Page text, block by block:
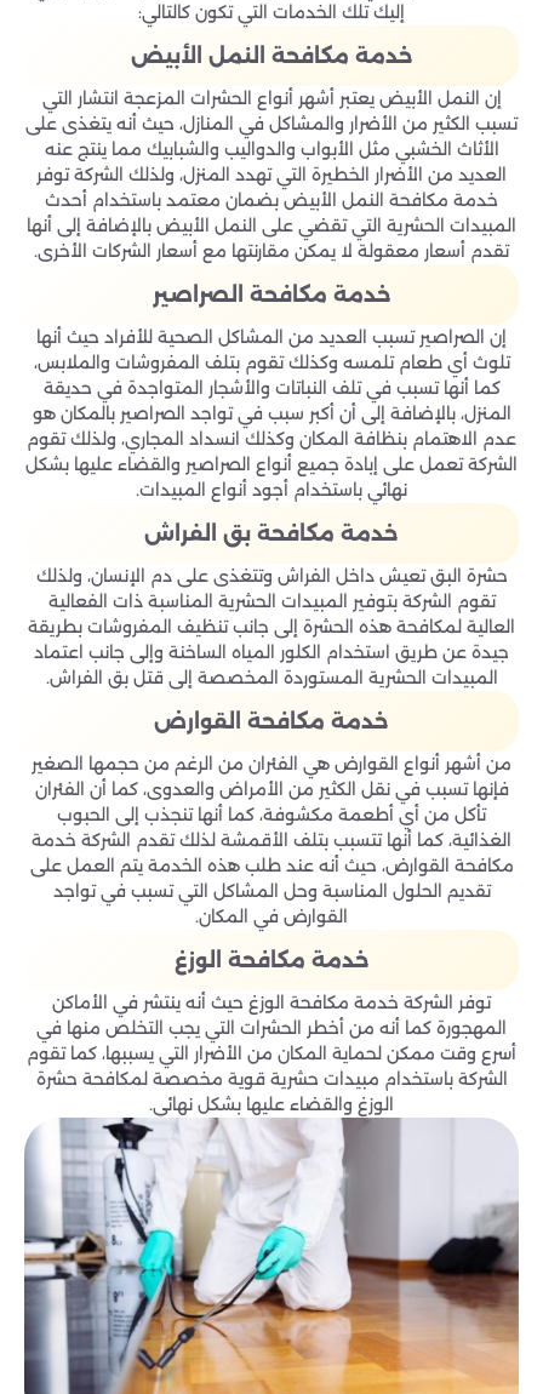
إليك تلك الخدمات التي تكون كالتالي:
خدمة مكافحة النمل الأبيض
إن النمل الأبيض يعتبر أشهر أنواع الحشرات المزعجة انتشار التي
تسبب الكثير من الأضرار والمشاكل في المنازل، حيث أنه يتغذى على
الأثاث الخشبي مثل الأبواب والدواليب والشبابيك مما ينتج عنه
العديد من الأضرار الخطيرة التي تهدد المنزل، ولذلك الشركة توفر
خدمة مكافحة النمل الأبيض بضمان معتمد باستخدام أحدث
المبيدات الحشرية التي تقضي على النمل الأبيض بالإضافة إلى أنها
تقدم أسعار معقولة لا يمكن مقارنتها مع أسعار الشركات الأخرى.
خدمة مكافحة الصراصير
إن الصراصير تسبب العديد من المشاكل الصحية للأفراد حيث أنها
تلوث أي طعام تلمسه وكذلك تقوم بتلف المفروشات والملابس،
كما أنها تسبب في تلف النباتات والأشجار المتواجدة في حديقة
المنزل، بالإضافة إلى أن أكبر سبب في تواجد الصراصير بالمكان هو
عدم الاهتمام بنظافة المكان وكذلك انسداد المجاري، ولذلك تقوم
الشركة تعمل على إبادة جميع أنواع الصراصير والقضاء عليها بشكل
نهائي باستخدام أجود أنواع المبيدات.
خدمة مكافحة بق الفراش
حشرة البق تعيش داخل الفراش وتتغذى على دم الإنسان، ولذلك
تقوم الشركة بتوفير المبيدات الحشرية المناسبة ذات الفعالية
العالية لمكافحة هذه الحشرة إلى جانب تنظيف المفروشات بطريقة
جيدة عن طريق استخدام الكلور المياه الساخنة وإلى جانب اعتماد
المبيدات الحشرية المستوردة المخصصة إلى قتل بق الفراش.
خدمة مكافحة القوارض
من أشهر أنواع القوارض هي الفئران من الرغم من حجمها الصغير
فإنها تسبب في نقل الكثير من الأمراض والعدوى، كما أن الفئران
تأكل من أي أطعمة مكشوفة، كما أنها تنجذب إلى الحبوب
الغذائية، كما أنها تتسبب بتلف الأقمشة لذلك تقدم الشركة خدمة
مكافحة القوارض، حيث أنه عند طلب هذه الخدمة يتم العمل على
تقديم الحلول المناسبة وحل المشاكل التي تسبب في تواجد
القوارض في المكان.
خدمة مكافحة الوزغ
توفر الشركة خدمة مكافحة الوزغ حيث أنه ينتشر في الأماكن
المهجورة كما أنه من أخطر الحشرات التي يجب التخلص منها في
أسرع وقت ممكن لحماية المكان من الأضرار التي يسببها، كما تقوم
الشركة باستخدام مبيدات حشرية قوية مخصصة لمكافحة حشرة
الوزغ والقضاء عليها بشكل نهائي.